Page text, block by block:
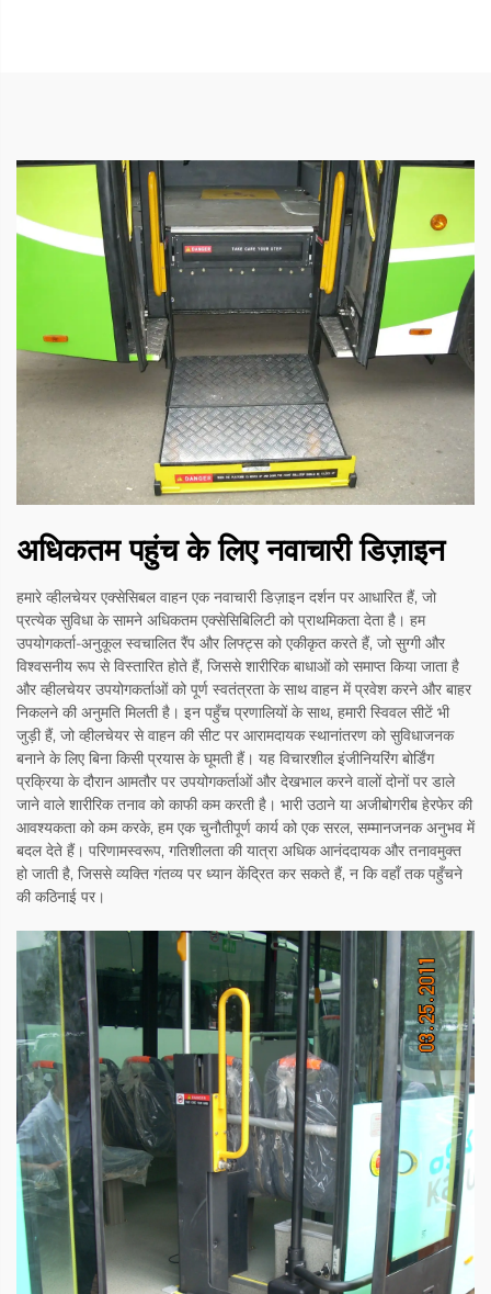
अधिकतम पहुंच के लिए नवाचारी डिज़ाइन
हमारे व्हीलचेयर एक्सेसिबल वाहन एक नवाचारी डिज़ाइन दर्शन पर आधारित हैं, जो
प्रत्येक सुविधा के सामने अधिकतम एक्सेसिबिलिटी को प्राथमिकता देता है। हम
उपयोगकर्ता-अनुकूल स्वचालित रैंप और लिफ्ट्स को एकीकृत करते हैं, जो सुग्गी और
विश्वसनीय रूप से विस्तारित होते हैं, जिससे शारीरिक बाधाओं को समाप्त किया जाता है
और व्हीलचेयर उपयोगकर्ताओं को पूर्ण स्वतंत्रता के साथ वाहन में प्रवेश करने और बाहर
निकलने की अनुमति मिलती है। इन पहुँच प्रणालियों के साथ, हमारी स्विवल सीटें भी
जुड़ी हैं, जो व्हीलचेयर से वाहन की सीट पर आरामदायक स्थानांतरण को सुविधाजनक
बनाने के लिए बिना किसी प्रयास के घूमती हैं। यह विचारशील इंजीनियरिंग बोर्डिंग
प्रक्रिया के दौरान आमतौर पर उपयोगकर्ताओं और देखभाल करने वालों दोनों पर डाले
जाने वाले शारीरिक तनाव को काफी कम करती है। भारी उठाने या अजीबोगरीब हेरफेर की
आवश्यकता को कम करके, हम एक चुनौतीपूर्ण कार्य को एक सरल, सम्मानजनक अनुभव में
बदल देते हैं। परिणामस्वरूप, गतिशीलता की यात्रा अधिक आनंददायक और तनावमुक्त
हो जाती है, जिससे व्यक्ति गंतव्य पर ध्यान केंद्रित कर सकते हैं, न कि वहाँ तक पहुँचने
की कठिनाई पर।